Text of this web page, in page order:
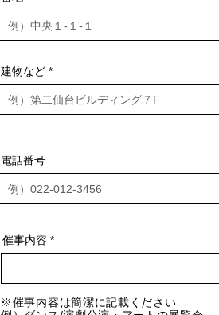
建物など
電話番号
催事内容
※催事内容は簡潔に記載ください